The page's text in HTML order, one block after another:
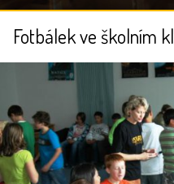
Fotbálek ve školním